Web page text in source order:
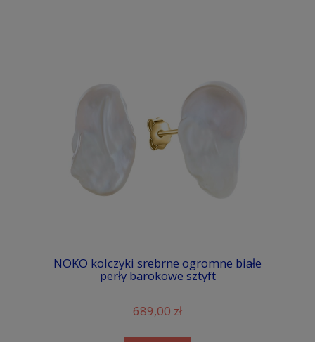
NOKO kolczyki srebrne ogromne białe
perły barokowe sztyft
689,00 zł